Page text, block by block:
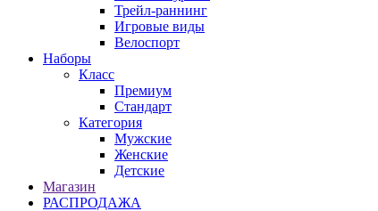
Трейл-раннинг
Игровые виды
Велоспорт
Наборы
Класс
Премиум
Стандарт
Категория
Мужские
Женские
Детские
Магазин
РАСПРОДАЖА